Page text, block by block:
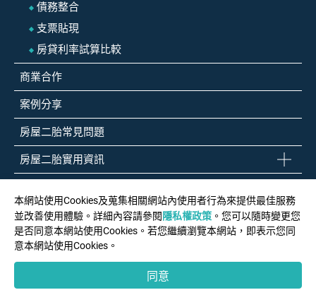
債務整合
支票貼現
房貸利率試算比較
商業合作
案例分享
房屋二胎常見問題
房屋二胎實用資訊
Copyright © 森澤地產投資有限公司.
使用條款
本網站使用Cookies及蒐集相關網站內使用者行為來提供最佳服務
並改善使用體驗。詳細內容請參閱 隱私權政策 。您可以隨時變更您
是否同意本網站使用Cookies。若您繼續瀏覽本網站，即表示您同
意本網站使用Cookies。
同意